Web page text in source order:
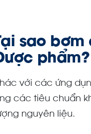
sao bơm
phẩm?
với các ứng
các tiêu chuẩn
nguyên liệu.